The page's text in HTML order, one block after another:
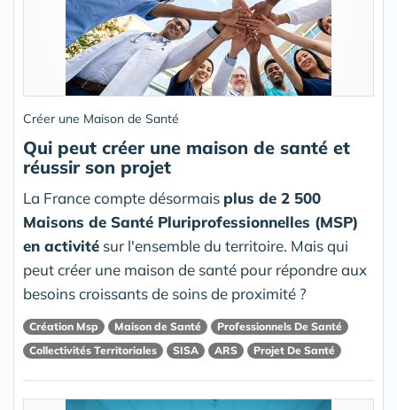
Créer une Maison de Santé
Qui peut créer une maison de santé et
réussir son projet
La France compte désormais plus de 2 500
Maisons de Santé Pluriprofessionnelles (MSP)
en activité sur l'ensemble du territoire. Mais qui
peut créer une maison de santé pour répondre aux
besoins croissants de soins de proximité ?
Création Msp Maison de Santé
Professionnels De Santé
Collectivités Territoriales
SISA ARS Projet De Santé